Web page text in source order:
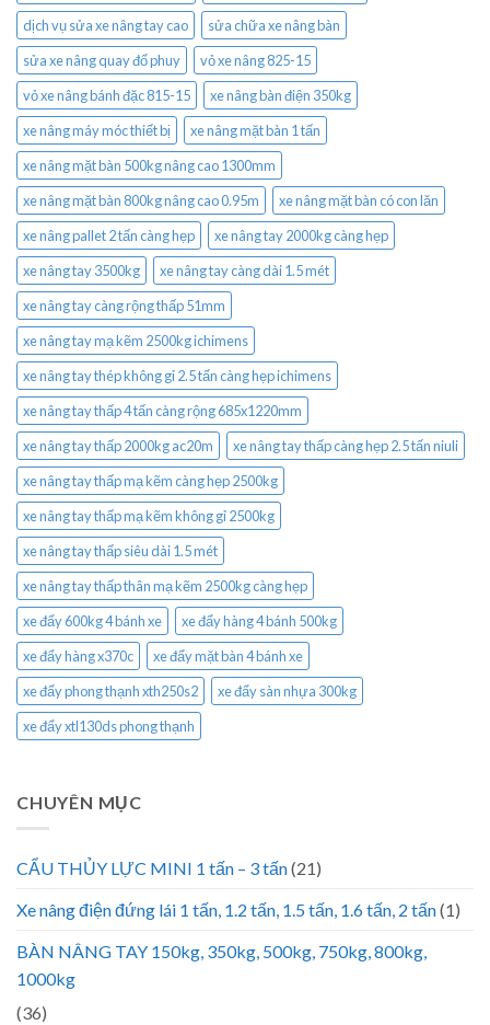
dịch vụ sửa xe nâng tay cao
sửa chữa xe nâng bàn
sửa xe nâng quay đổ phuy
vỏ xe nâng 825-15
vỏ xe nâng bánh đặc 815-15
xe nâng bàn điện 350kg
xe nâng máy móc thiết bị
xe nâng mặt bàn 1 tấn
xe nâng mặt bàn 500kg nâng cao 1300mm
xe nâng mặt bàn 800kg nâng cao 0.95m
xe nâng mặt bàn có con lăn
xe nâng pallet 2 tấn càng hẹp
xe nâng tay 2000kg càng hẹp
xe nâng tay 3500kg
xe nâng tay càng dài 1.5 mét
xe nâng tay càng rộng thấp 51mm
xe nâng tay mạ kẽm 2500kg ichimens
xe nâng tay thép không gỉ 2.5 tấn càng hẹp ichimens
xe nâng tay thấp 4 tấn càng rộng 685x1220mm
xe nâng tay thấp 2000kg ac20m
xe nâng tay thấp càng hẹp 2.5 tấn niuli
xe nâng tay thấp mạ kẽm càng hẹp 2500kg
xe nâng tay thấp mạ kẽm không gỉ 2500kg
xe nâng tay thấp siêu dài 1.5 mét
xe nâng tay thấp thân mạ kẽm 2500kg càng hẹp
xe đẩy 600kg 4 bánh xe
xe đẩy hàng 4 bánh 500kg
xe đẩy hàng x370c
xe đẩy mặt bàn 4 bánh xe
xe đẩy phong thạnh xth250s2
xe đẩy sàn nhựa 300kg
xe đẩy xtl130ds phong thạnh
CHUYÊN MỤC
CẨU THỦY LỰC MINI 1 tấn – 3 tấn(21)
Xe nâng điện đứng lái 1 tấn, 1.2 tấn, 1.5 tấn, 1.6 tấn, 2 tấn(1)
BÀN NÂNG TAY 150kg, 350kg, 500kg, 750kg, 800kg,
1000kg
(36)